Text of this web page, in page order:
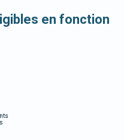
en fonction